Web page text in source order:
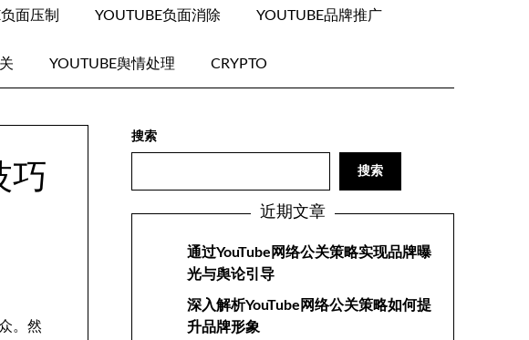
面压制 YOUTUBE负面消除 YOUTUBE品牌推广
YOUTUBE舆情处理 CRYPTO
巧
。然
搜索
搜索
近期文章
通过YouTube网络公关策略实现品牌曝
光与舆论引导
深入解析YouTube网络公关策略如何提
升品牌形象